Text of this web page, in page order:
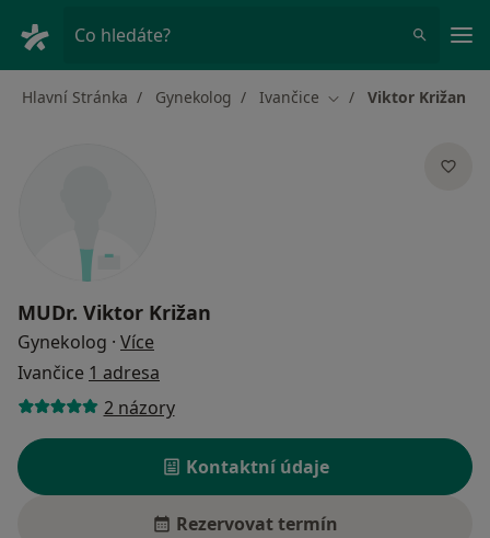
Co hledáte?
Hlavní Stránka Gynekolog Ivančice Změna města
Viktor Križan
MUDr. Viktor Križan
Gynekolog · Více
Ivančice 1 adresa
2 názory
Kontaktní údaje
Rezervovat termín